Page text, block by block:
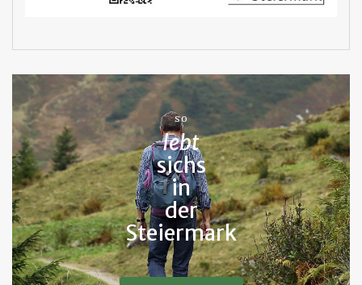
SO
lebt
sichs
in
der
Steiermark